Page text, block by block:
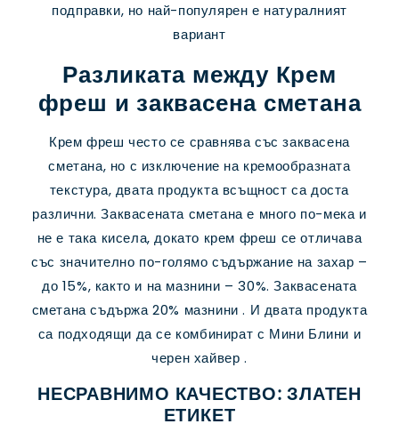
подправки, но най-популярен е натуралният
вариант
Разликата между Крем
фреш и заквасена сметана
Крем фреш често се сравнява със заквасена
сметана, но с изключение на кремообразната
текстура, двата продукта всъщност са доста
различни. Заквасената сметана е много по-мека и
не е така кисела, докато крем фреш се отличава
със значително по-голямо съдържание на захар –
до 15%, както и на мазнини – 30%. Заквасената
сметана съдържа 20% мазнини . И двата продукта
са подходящи да се комбинират с Мини Блини и
черен хайвер .
НЕСРАВНИМО КАЧЕСТВО: ЗЛАТЕН
ЕТИКЕТ